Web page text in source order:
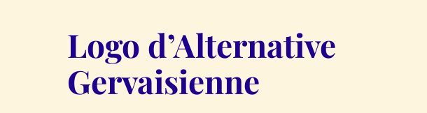
Logo d’Alternative
Gervaisienne